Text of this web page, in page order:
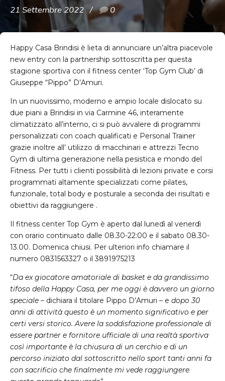
21 Settembre 2022 0
Happy Casa Brindisi è lieta di annunciare un’altra piacevole
new entry con la partnership sottoscritta per questa
stagione sportiva con il fitness center ‘Top Gym Club’ di
Giuseppe “Pippo” D’Amuri.
In un nuovissimo, moderno e ampio locale dislocato su
due piani a Brindisi in via Carmine 46, interamente
climatizzato all’interno, ci si può avvalere di programmi
personalizzati con coach qualificati e Personal Trainer
grazie inoltre all’ utilizzo di macchinari e attrezzi Tecno
Gym di ultima generazione nella pesistica e mondo del
Fitness. Per tutti i clienti possibilità di lezioni private e corsi
programmati altamente specializzati come pilates,
funzionale, total body e posturale a seconda dei risultati e
obiettivi da raggiungere .
Il fitness center Top Gym è aperto dal lunedì al venerdì
con orario continuato dalle 08.30-22:00 e il sabato 08.30-
13.00. Domenica chiusi. Per ulteriori info chiamare il
numero 0831563327 o il 3891975213
“Da ex giocatore amatoriale di basket e da grandissimo
tifoso della Happy Casa, per me oggi è davvero un giorno
speciale – dichiara il titolare Pippo D’Amuri – e dopo 30
anni di attività questo è un momento significativo e per
certi versi storico. Avere la soddisfazione professionale di
essere partner e fornitore ufficiale di una realtà sportiva
così importante è la chiusura di un cerchio e di un
percorso iniziato dal sottoscritto nello sport tanti anni fa
con sacrificio che finalmente mi vede raggiungere